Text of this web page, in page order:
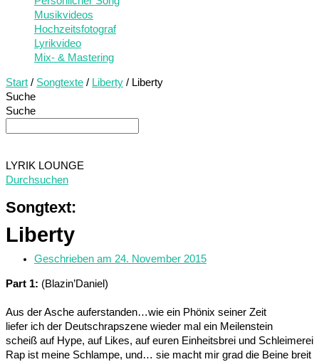
Musikvideos
Hochzeitsfotograf
Lyrikvideo
Mix- & Mastering
Start / Songtexte / Liberty / Liberty
Suche
Suche
LYRIK LOUNGE
Durchsuchen
Songtext:
Liberty
Geschrieben am 24. November 2015
Part 1: (Blazin’Daniel)
Aus der Asche auferstanden…wie ein Phönix seiner Zeit
liefer ich der Deutschrapszene wieder mal ein Meilenstein
scheiß auf Hype, auf Likes, auf euren Einheitsbrei und Schleimerei
Rap ist meine Schlampe, und… sie macht mir grad die Beine breit